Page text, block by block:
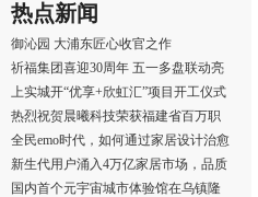
热点新闻
御沁园 大浦东匠心收官之作
祈福集团喜迎30周年 五一多盘联动亮
点多 全面启动全
上实城开“优享+欣虹汇”项目开工仪式
顺利举行
热烈祝贺晨曦科技荣获福建省百万职
工“五小”创新
全民emo时代，如何通过家居设计治愈
着当代年轻人？
新生代用户涌入4万亿家居市场，品质
升级将成为家居
国内首个元宇宙城市体验馆在乌镇隆